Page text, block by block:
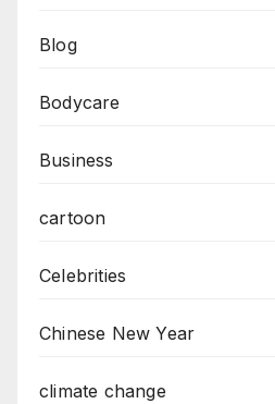
Blog
Bodycare
Business
cartoon
Celebrities
Chinese New Year
climate change